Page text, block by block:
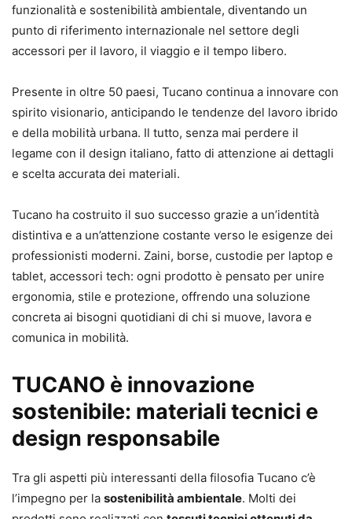
funzionalità e sostenibilità ambientale, diventando un
punto di riferimento internazionale nel settore degli
accessori per il lavoro, il viaggio e il tempo libero.
Presente in oltre 50 paesi, Tucano continua a innovare con
spirito visionario, anticipando le tendenze del lavoro ibrido
e della mobilità urbana. Il tutto, senza mai perdere il
legame con il design italiano, fatto di attenzione ai dettagli
e scelta accurata dei materiali.
Tucano ha costruito il suo successo grazie a un’identità
distintiva e a un’attenzione costante verso le esigenze dei
professionisti moderni. Zaini, borse, custodie per laptop e
tablet, accessori tech: ogni prodotto è pensato per unire
ergonomia, stile e protezione, offrendo una soluzione
concreta ai bisogni quotidiani di chi si muove, lavora e
comunica in mobilità.
TUCANO è innovazione
sostenibile: materiali tecnici e
design responsabile
Tra gli aspetti più interessanti della filosofia Tucano c’è
l’impegno per la sostenibilità ambientale. Molti dei